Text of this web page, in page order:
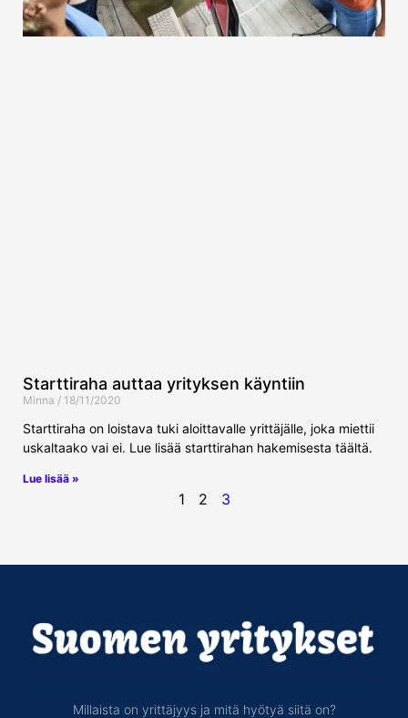
Starttiraha auttaa yrityksen käyntiin
Minna 18/11/2020
Starttiraha on loistava tuki aloittavalle yrittäjälle, joka miettii
uskaltaako vai ei. Lue lisää starttirahan hakemisesta täältä.
Lue lisää »
1 2 3
Millaista on yrittäjyys ja mitä hyötyä siitä on?